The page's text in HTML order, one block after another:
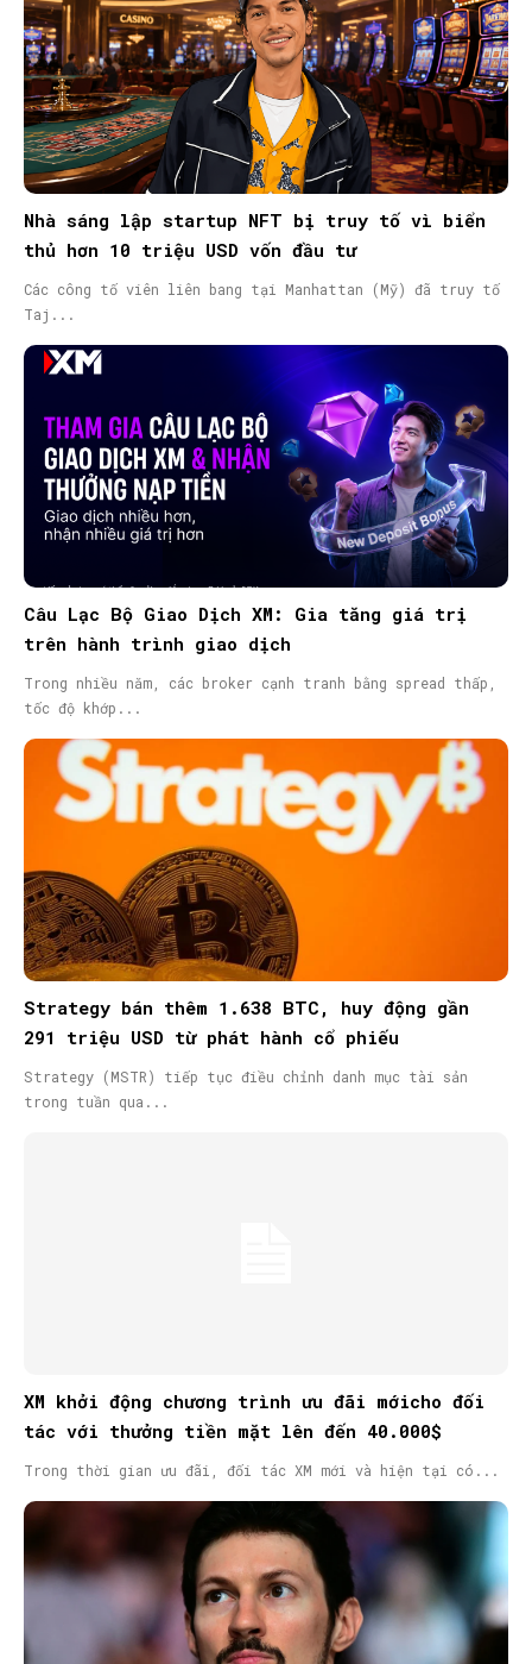
Nhà sáng lập startup NFT bị truy tố vì biển
thủ hơn 10 triệu USD vốn đầu tư
Các công tố viên liên bang tại Manhattan (Mỹ) đã truy tố
Taj...
Câu Lạc Bộ Giao Dịch XM: Gia tăng giá trị
trên hành trình giao dịch
Trong nhiều năm, các broker cạnh tranh bằng spread thấp,
tốc độ khớp...
Strategy bán thêm 1.638 BTC, huy động gần
291 triệu USD từ phát hành cổ phiếu
Strategy (MSTR) tiếp tục điều chỉnh danh mục tài sản
trong tuần qua...
XM khởi động chương trình ưu đãi mớicho đối
tác với thưởng tiền mặt lên đến 40.000$
Trong thời gian ưu đãi, đối tác XM mới và hiện tại có...